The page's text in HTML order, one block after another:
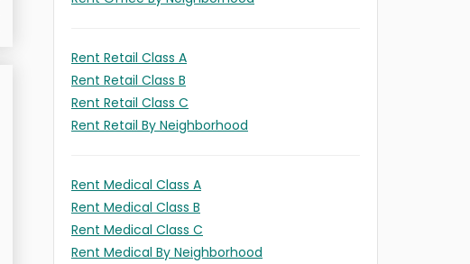
Rent Retail Class A
Rent Retail Class B
Rent Retail Class C
Rent Retail By Neighborhood
Rent Medical Class A
Rent Medical Class B
Rent Medical Class C
Rent Medical By Neighborhood